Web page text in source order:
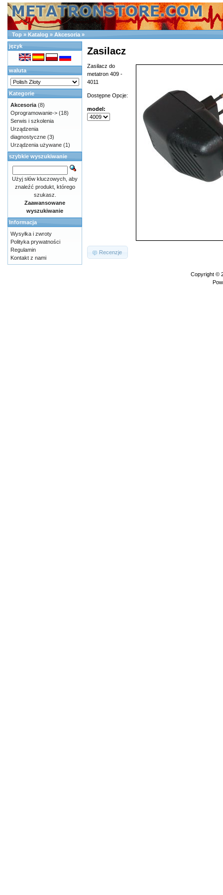
Top » Katalog » Akcesoria »
Zasilacz
Zasilacz do
metatron 409 -
4011
Dostępne Opcje:
model:
Recenzje
język
waluta
Kategorie
Akcesoria (8)
Oprogramowanie-> (18)
Serwis i szkolenia
Urządzenia
diagnostyczne (3)
Urządzenia używane (1)
szybkie wyszukiwanie
Użyj słów kluczowych, aby
znaleźć produkt, którego
szukasz.
Zaawansowane
wyszukiwanie
Informacja
Wysyłka i zwroty
Polityka prywatności
Regulamin
Kontakt z nami
Copyright ©